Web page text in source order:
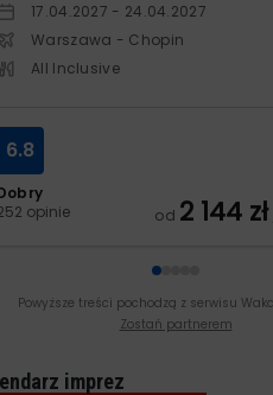
17.04.2027 - 24.04.2027
Warszawa - Chopin
All Inclusive
opinie
6.8
od 2 144 zł
Powyższe treści pochodzą z serwisu
Zostań partnerem
imprez